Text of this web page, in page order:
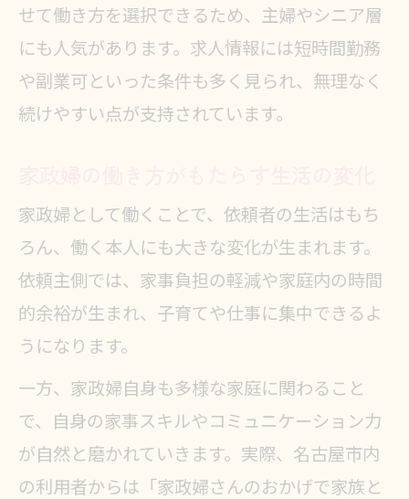
せて働き方を選択できるため、主婦やシニア層
にも人気があります。求人情報には短時間勤務
や副業可といった条件も多く見られ、無理なく
続けやすい点が支持されています。
家政婦として働くことで、依頼者の生活はもち
ろん、働く本人にも大きな変化が生まれます。
依頼主側では、家事負担の軽減や家庭内の時間
的余裕が生まれ、子育てや仕事に集中できるよ
うになります。
一方、家政婦自身も多様な家庭に関わること
で、自身の家事スキルやコミュニケーション力
が自然と磨かれていきます。実際、名古屋市内
の利用者からは「家政婦さんのおかげで家族と